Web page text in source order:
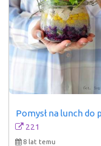
Pomysł na lunch do
221
8 lat temu